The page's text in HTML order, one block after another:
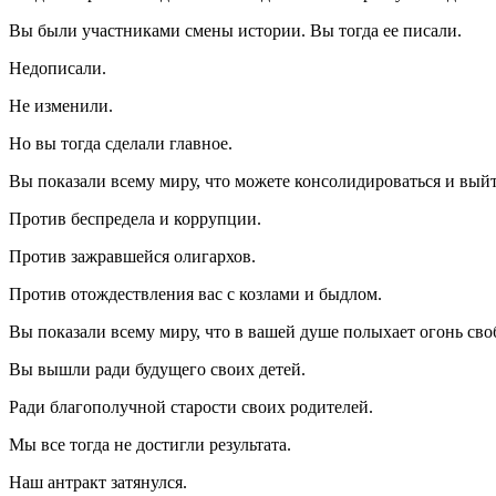
Вы были участниками смены истории. Вы тогда ее писали.
Недописали.
Не изменили.
Но вы тогда сделали главное.
Вы показали всему миру, что можете консолидироваться и
Против беспредела и коррупции.
Против зажравшейся олигархов.
Против отождествления вас с козлами и быдлом.
Вы показали всему миру, что в вашей душе полыхает огонь
Вы вышли ради будущего своих детей.
Ради благополучной старости своих родителей.
Мы все тогда не достигли результата.
Наш антракт затянулся.